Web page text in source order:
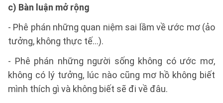
c) Bàn luận mở rộng
- Phê phán những quan niệm sai lầm về ước mơ (ảo
tưởng, không thực tế...).
- Phê phán những người sống không có ước mơ,
không có lý tưởng, lúc nào cũng mơ hồ không biết
mình thích gì và không biết sẽ đi về đâu.